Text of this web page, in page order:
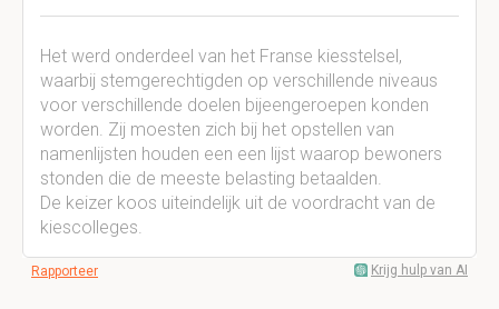
Het werd onderdeel van het Franse kiesstelsel,
waarbij stemgerechtigden op verschillende niveaus
voor verschillende doelen bijeengeroepen konden
worden. Zij moesten zich bij het opstellen van
namenlijsten houden een een lijst waarop bewoners
stonden die de meeste belasting betaalden.
De keizer koos uiteindelijk uit de voordracht van de
kiescolleges.
Rapporteer Krijg hulp van AI